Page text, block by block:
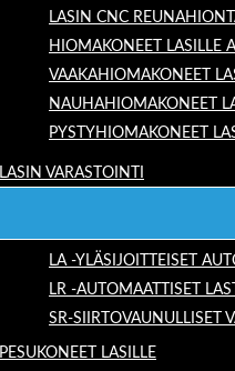
LASIN CNC
HIOMAKONEET LASILLE
VAAKAHIOMAKONEET
NAUHAHIOMAKONEET
PYSTYHIOMAKONEET
LASIN VARASTOINTI
LA -YLÄSIJOITTEISET
LR -AUTOMAATTISET
SR-SIIRTOVAUNULLISET
PESUKONEET LASILLE